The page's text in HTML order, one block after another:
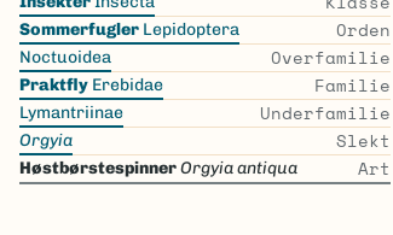
Sommerfugler Lepidoptera Orden
Noctuoidea Overfamilie
Praktfly Erebidae Familie
Lymantriinae Underfamilie
Orgyia Slekt
HøstbørstespinnerOrgyia antiqua Art